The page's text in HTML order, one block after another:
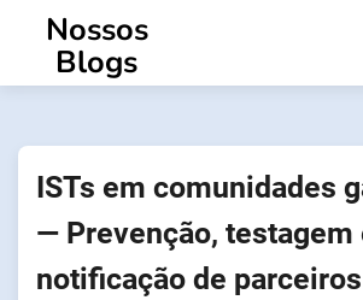
SaltarNossos
Blogs
Sobre Nós
ISTs em comunidades
— Prevenção, testagem
notificação de parceiros